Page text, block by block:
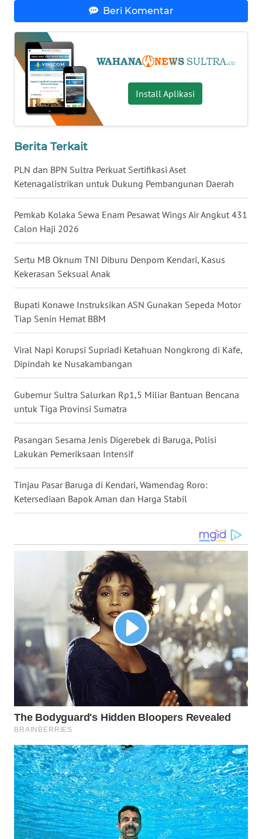
Beri Komentar
Install Aplikasi
Berita Terkait
PLN dan BPN Sultra Perkuat Sertifikasi Aset
Ketenagalistrikan untuk Dukung Pembangunan Daerah
Pemkab Kolaka Sewa Enam Pesawat Wings Air Angkut 431
Calon Haji 2026
Sertu MB Oknum TNI Diburu Denpom Kendari, Kasus
Kekerasan Seksual Anak
Bupati Konawe Instruksikan ASN Gunakan Sepeda Motor
Tiap Senin Hemat BBM
Viral Napi Korupsi Supriadi Ketahuan Nongkrong di Kafe,
Dipindah ke Nusakambangan
Gubernur Sultra Salurkan Rp1,5 Miliar Bantuan Bencana
untuk Tiga Provinsi Sumatra
Pasangan Sesama Jenis Digerebek di Baruga, Polisi
Lakukan Pemeriksaan Intensif
Tinjau Pasar Baruga di Kendari, Wamendag Roro:
Ketersediaan Bapok Aman dan Harga Stabil
WN
NUSANTARA
WN
JOGJA
WN
JATIM
BALI
KALBAR
WN
KALTENG
WN
KALTARA
WN
KALSEL
WN
WN
WN
WN
DAIRI
WN
DANAU
TOBA
WN
NIAS
WN
LANGKAT
WN
TAPANULI